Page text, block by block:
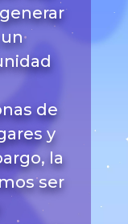
de
y
la
ser